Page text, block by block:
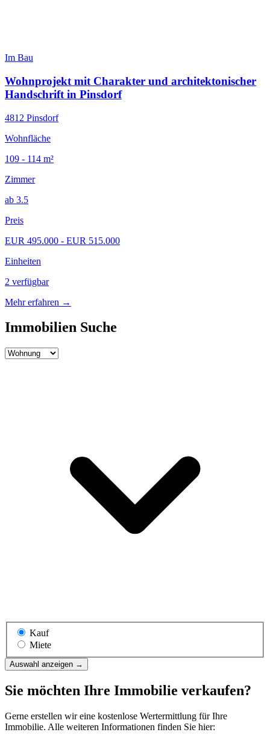
Im Bau
Wohnprojekt mit Charakter und architektonischer
Handschrift in Pinsdorf
4812 Pinsdorf
Wohnfläche
109 - 114 m²
Zimmer
ab 3.5
Preis
EUR 495.000 - EUR 515.000
Einheiten
2 verfügbar
Mehr erfahren →
Immobilien Suche
Kauf
Miete
Auswahl anzeigen →
Sie möchten Ihre Immobilie verkaufen?
Gerne erstellen wir eine kostenlose Wertermittlung für Ihre
Immobilie. Alle weiteren Informationen finden Sie hier: